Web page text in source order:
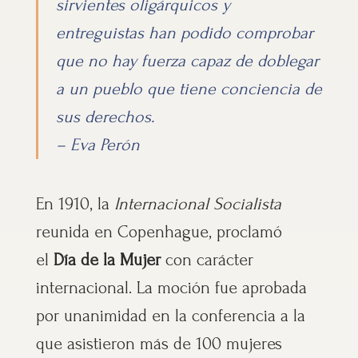
sirvientes oligárquicos y
entreguistas han podido comprobar
que no hay fuerza capaz de doblegar
a un pueblo que tiene conciencia de
sus derechos.
– Eva Perón
En 1910, la Internacional Socialista
reunida en Copenhague, proclamó
el Día de la Mujercon carácter
internacional. La moción fue aprobada
por unanimidad en la conferencia a la
que asistieron más de 100 mujeres